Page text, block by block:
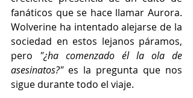
fanáticos que se hace llamar Aurora.
Wolverine ha intentado alejarse de la
sociedad en estos lejanos páramos,
pero "¿ha comenzado él la ola de
asesinatos?" es la pregunta que nos
sigue durante todo el viaje.